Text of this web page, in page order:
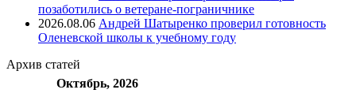
позаботились о ветеране-пограничнике
2026.08.06 Андрей Шатыренко проверил готовность
Оленевской школы к учебному году
Архив статей
Октябрь, 2026